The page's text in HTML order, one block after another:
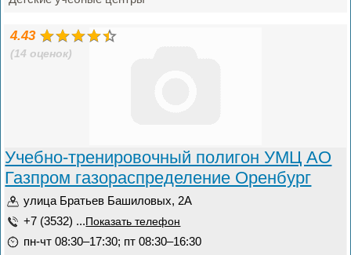
4.43
(14 оценок)
Учебно-тренировочный полигон УМЦ АО
Газпром газораспределение Оренбург
улица Братьев Башиловых, 2А
+7 (3532) ... Показать телефон
пн-чт 08:30–17:30; пт 08:30–16:30